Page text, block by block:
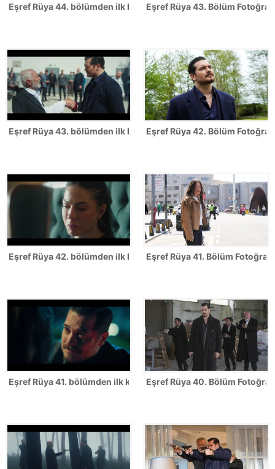
Eşref Rüya 44. bölümden ilk karelerEşref Rüya 43. Bölüm
Eşref Rüya 43. bölümden ilk karelerEşref Rüya 42. Bölüm
Eşref Rüya 42. bölümden ilk karelerEşref Rüya 41. Bölüm
Eşref Rüya 41. bölümden ilk karelerEşref Rüya 40. Bölüm